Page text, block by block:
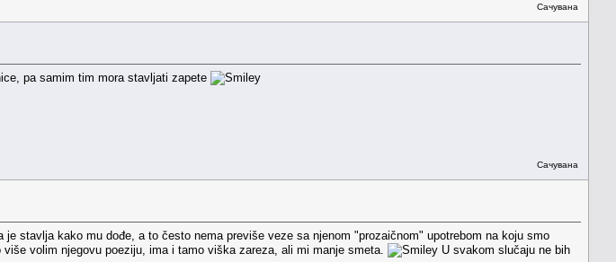
Сачувана
pa samim tim mora stavljati zapete
Сачувана
stavlja kako mu dođe, a to često nema previše veze sa njenom "prozaičnom" upotrebom na koju smo
više volim njegovu poeziju, ima i tamo viška zareza, ali mi manje smeta.
U svakom slučaju ne bih